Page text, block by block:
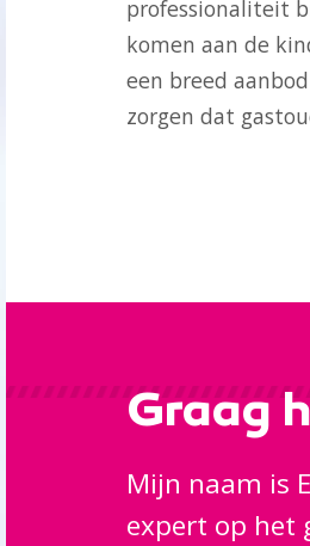
professionaliteit
komen aan de
een breed
zorgen dat
Graag
Mijn naam is
expert op het